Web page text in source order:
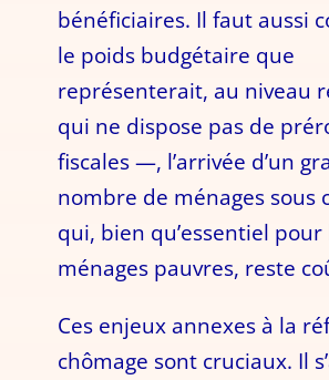
bénéficiaires. Il faut aussi
le poids budgétaire que
représenterait, au niveau
qui ne dispose pas de
fiscales —, l’arrivée d’un
nombre de ménages sous
qui, bien qu’essentiel pour
ménages pauvres, reste
Ces enjeux annexes à la
chômage sont cruciaux. Il